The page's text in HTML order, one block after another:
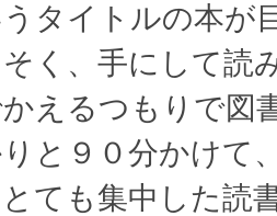
うタイトルの本が
く、手にして読
えるつもりで図
と９０分かけて
ても集中した読